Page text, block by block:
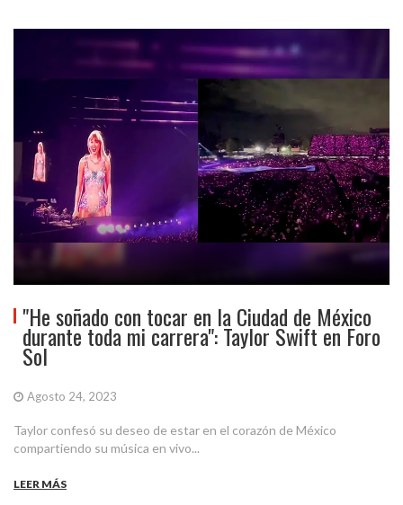
"He soñado con tocar en la Ciudad de México
durante toda mi carrera": Taylor Swift en Foro
Sol
Agosto 24, 2023
Taylor confesó su deseo de estar en el corazón de México
compartiendo su música en vivo...
LEER MÁS